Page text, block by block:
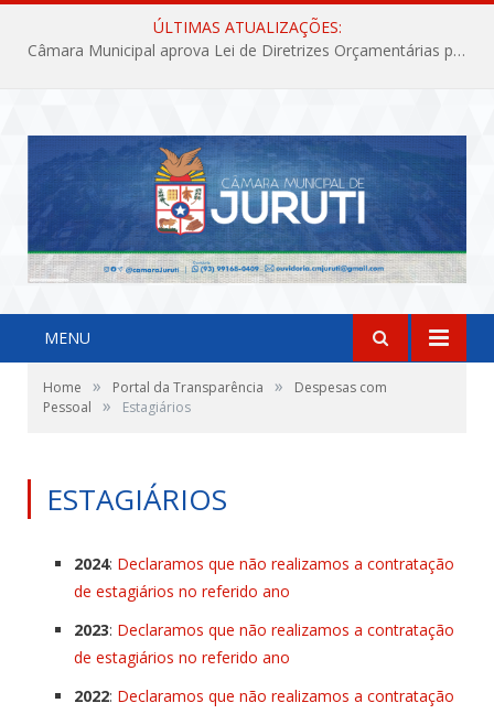
ÚLTIMAS ATUALIZAÇÕES:
Câmara Municipal aprova Lei de Diretrizes Orçamentárias para o exercício financeiro de 2027
MENU
Home » Portal da Transparência »
Despesas com
Pessoal
» Estagiários
ESTAGIÁRIOS
2024: Declaramos que não realizamos a contratação
de estagiários no referido ano
2023: Declaramos que não realizamos a contratação
de estagiários no referido ano
2022: Declaramos que não realizamos a contratação